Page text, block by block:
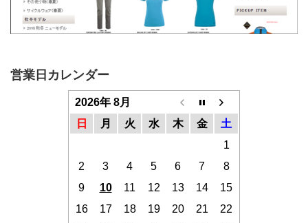
営業日カレンダー
2026年 8月
日
月 火 水 木 金
土
1
2
3 4 5 6 7
8
9
10 11 12 13 14
15
16
17 18 19 20 21
22